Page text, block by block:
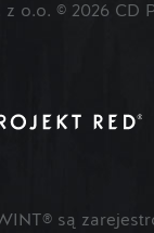
o.o. © 2026 CD
są